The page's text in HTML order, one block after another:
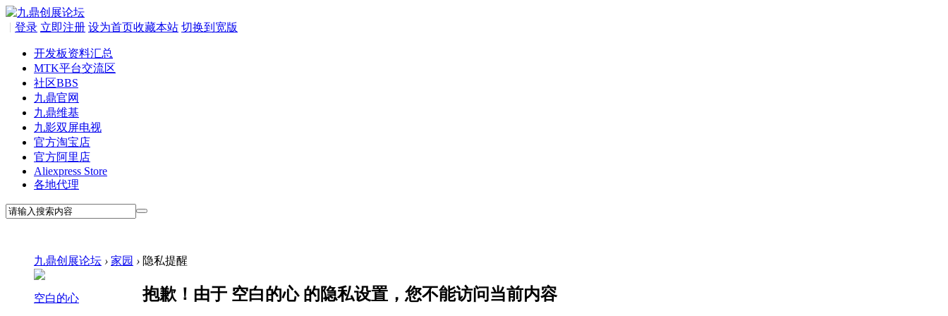
登录
| 立即注册 设为首页收藏本站 切换到宽版
开发板资料汇总
MTK平台交流区
社区BBS
九鼎官网
九鼎维基
九影双屏电视
官方淘宝店
官方阿里店
Aliexpress Store
各地代理
九鼎创展论坛 › 家园 › 隐私提醒
空白的心 抱歉！由于 空白的心 的隐私设置，您不能访问当前内容